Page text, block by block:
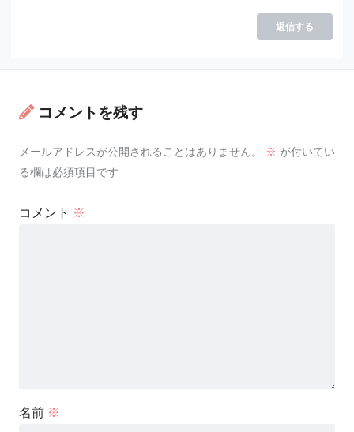
返信する
コメントを残す
メールアドレスが公開されることはありません。 ※ が付いてい
る欄は必須項目です
コメント ※
名前 ※